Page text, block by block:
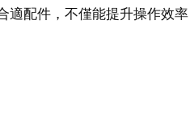
配件，不僅能提升操作效率